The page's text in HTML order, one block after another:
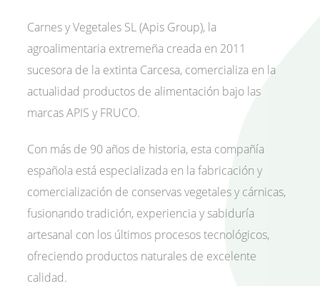
Carnes y Vegetales SL (Apis Group), la
agroalimentaria extremeña creada en 2011
sucesora de la extinta Carcesa, comercializa en la
actualidad productos de alimentación bajo las
marcas APIS y FRUCO.
Con más de 90 años de historia, esta compañía
española está especializada en la fabricación y
comercialización de conservas vegetales y cárnicas,
fusionando tradición, experiencia y sabiduría
artesanal con los últimos procesos tecnológicos,
ofreciendo productos naturales de excelente
calidad.